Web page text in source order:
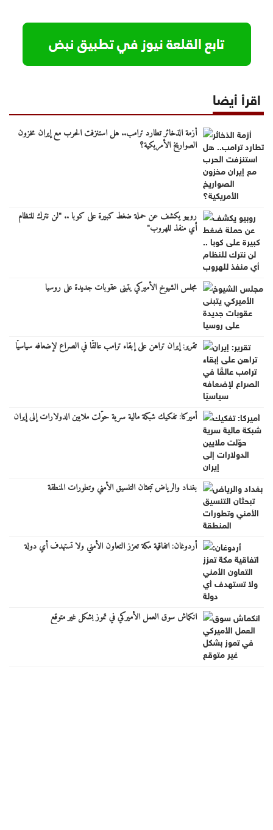
اقرأ أيضا
أزمة الذخائر تطارد ترامب.. هل استنزفت الحرب مع إيران مخزون
الصواريخ الأمريكية؟
روبيو يكشف عن حملة ضغط كبيرة على كوبا .. "لن نترك للنظام
أي منفذ للهروب"
مجلس الشيوخ الأميركي يتبنى عقوبات جديدة على روسيا
تقرير: إيران تراهن على إبقاء ترامب عالقًا في الصراع لإضعافه سياسيًا
أميركا: تفكيك شبكة مالية سرية حوّلت ملايين الدولارات إلى إيران
بغداد والرياض تبحثان التنسيق الأمني وتطورات المنطقة
أردوغان: اتفاقية مكة تعزز التعاون الأمني ولا تستهدف أي دولة
انكماش سوق العمل الأميركي في تموز بشكل غير متوقع